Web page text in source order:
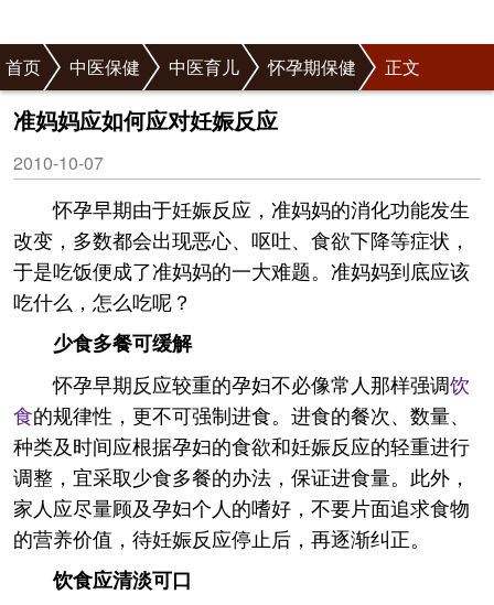
首页 中医保健 中医育儿 怀孕期保健 正文
准妈妈应如何应对妊娠反应
2010-10-07
怀孕早期由于妊娠反应，准妈妈的消化功能发生
改变，多数都会出现恶心、呕吐、食欲下降等症状，
于是吃饭便成了准妈妈的一大难题。准妈妈到底应该
吃什么，怎么吃呢？
少食多餐可缓解
怀孕早期反应较重的孕妇不必像常人那样强调饮
食的规律性，更不可强制进食。进食的餐次、数量、
种类及时间应根据孕妇的食欲和妊娠反应的轻重进行
调整，宜采取少食多餐的办法，保证进食量。此外，
家人应尽量顾及孕妇个人的嗜好，不要片面追求食物
的营养价值，待妊娠反应停止后，再逐渐纠正。
饮食应清淡可口